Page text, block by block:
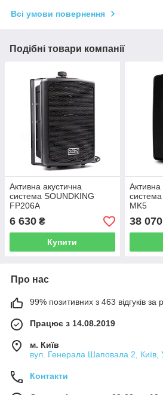
Всі умови повернення
Подібні товари компанії
Активна акустична
система SOUNDKING
FP206A
6 630 ₴
Купити
Активна
MK5
38 070
Про нас
99% позитивних з 463 відгуків за
Працює з 14.08.2019
м. Київ
вул. Генерала Шаповала 2, Київ,
Контакти